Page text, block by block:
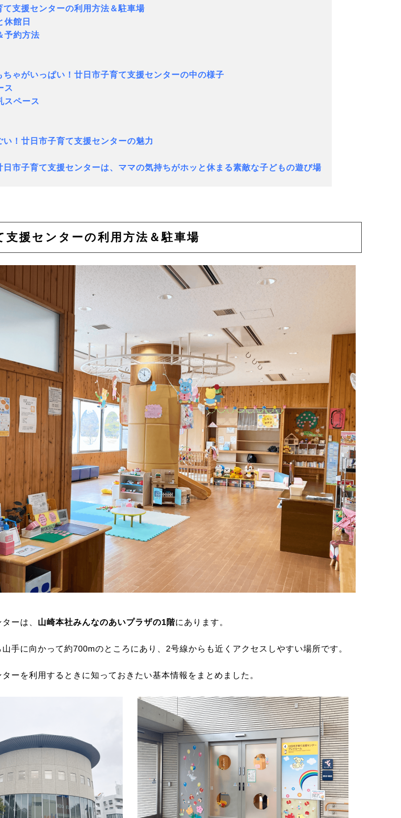
て支援センターの利用方法＆駐車場
館日
約方法
ちゃがいっぱい！廿日市子育て支援センターの中の様子
ス
ペース
い！廿日市子育て支援センターの魅力
日市子育て支援センターは、ママの気持ちがホッと休まる素敵な子どもの遊び場
支援センターの利用方法＆駐車場
ーは、 山崎本社みんなのあいプラザの1階にあります。
手に向かって約700mのところにあり、2号線からも近くアクセスしやすい場所です。
ーを利用するときに知っておきたい基本情報をまとめました。